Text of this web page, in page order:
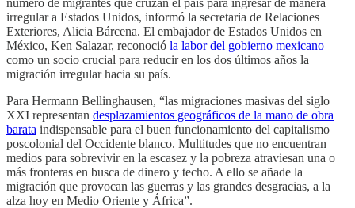
número de migrantes que cruzan el país para ingresar de manera
irregular a Estados Unidos, informó la secretaria de Relaciones
Exteriores, Alicia Bárcena. El embajador de Estados Unidos en
México, Ken Salazar, reconoció la labor del gobierno mexicano
como un socio crucial para reducir en los dos últimos años la
migración irregular hacia su país.
Para Hermann Bellinghausen, “las migraciones masivas del siglo
XXI representan desplazamientos geográficos de la mano de obra
barata indispensable para el buen funcionamiento del capitalismo
poscolonial del Occidente blanco. Multitudes que no encuentran
medios para sobrevivir en la escasez y la pobreza atraviesan una o
más fronteras en busca de dinero y techo. A ello se añade la
migración que provocan las guerras y las grandes desgracias, a la
alza hoy en Medio Oriente y África”.